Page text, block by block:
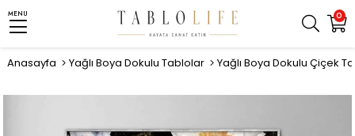
0
MENU
Anasayfa Yağlı Boya Dokulu Tablolar Yağlı Boya Dokulu Çiçek